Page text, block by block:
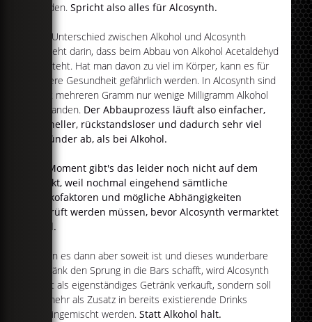
werden.Spricht also alles für Alcosynth.
Der Unterschied zwischen Alkohol und Alcosynth
besteht darin, dass beim Abbau von Alkohol Acetaldehyd
entsteht. Hat man davon zu viel im Körper, kann es für
unsere Gesundheit gefährlich werden. In Alcosynth sind
statt mehreren Gramm nur wenige Milligramm Alkohol
vorhanden. Der Abbauprozess läuft also einfacher,
schneller, rückstandsloser und dadurch sehr viel
gesünder ab, als bei Alkohol.
Im Moment gibt's das leider noch nicht auf dem
Markt, weil nochmal eingehend sämtliche
Risikofaktoren und mögliche Abhängigkeiten
geprüft werden müssen, bevor Alcosynth vermarktet
wird.
Wenn es dann aber soweit ist und dieses wunderbare
Getränk den Sprung in die Bars schafft, wird Alcosynth
nicht als eigenständiges Getränk verkauft, sondern soll
vielmehr als Zusatz in bereits existierende Drinks
hineingemischt werden. Statt Alkohol halt.